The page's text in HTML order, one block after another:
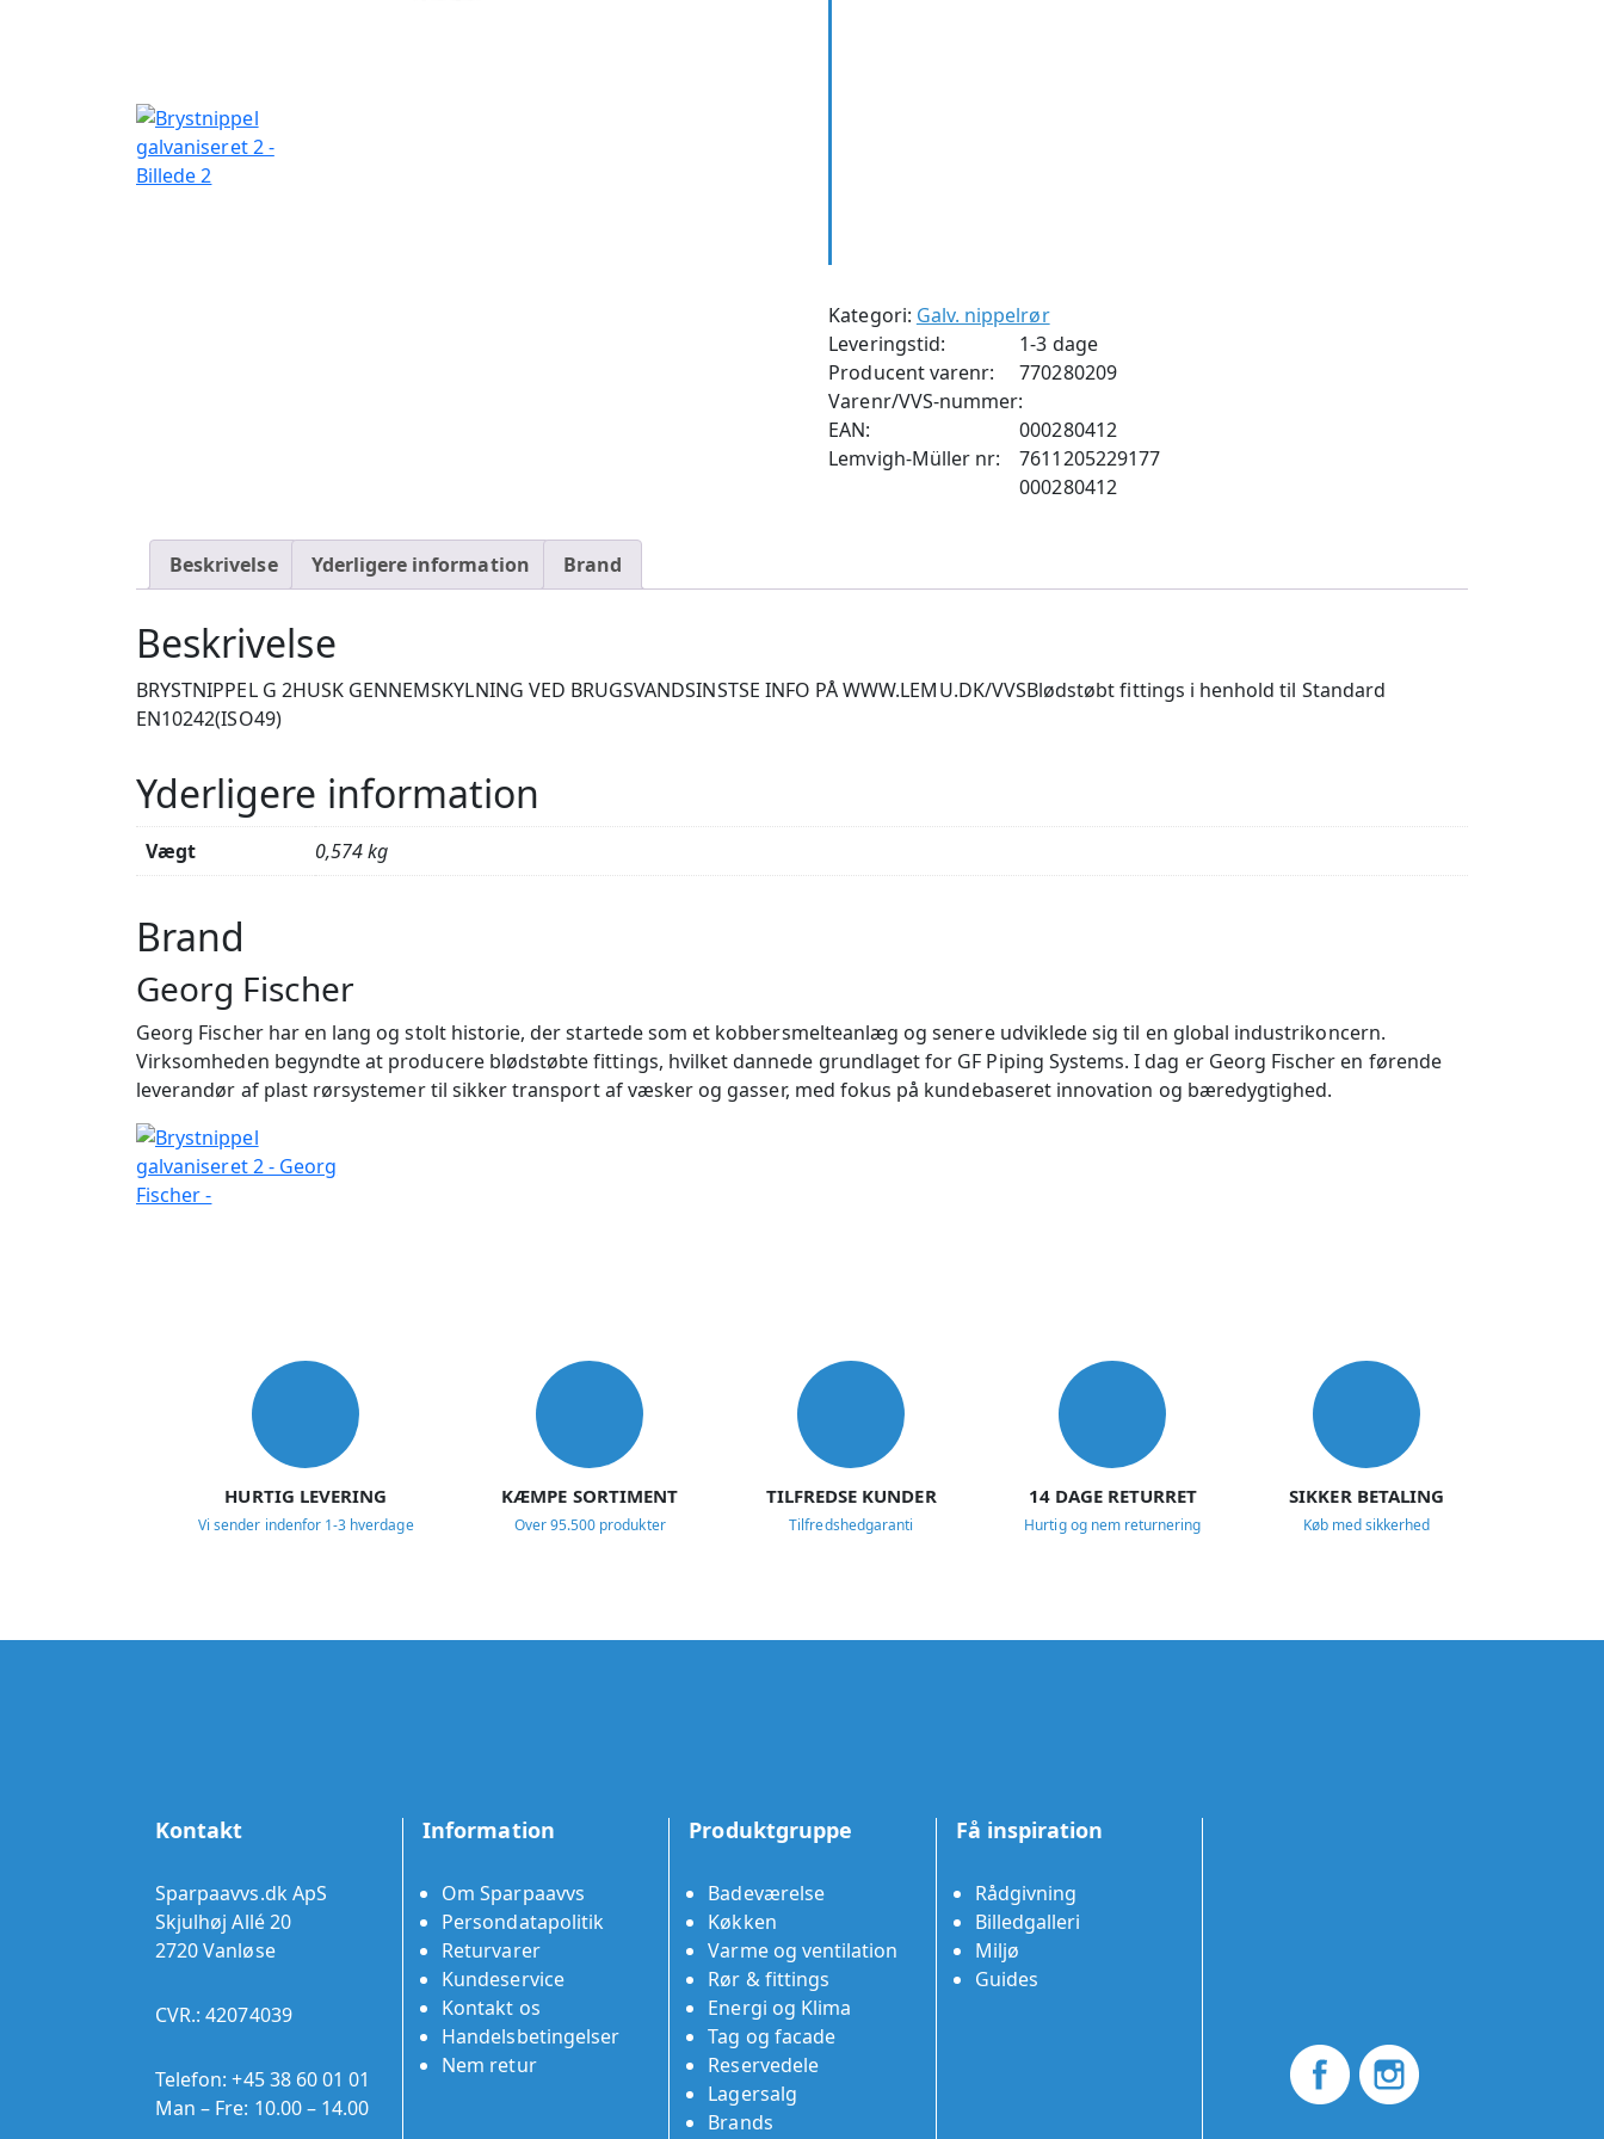
Kategori: Galv. nippelrør
Leveringstid:
1-3 dage
Producent varenr:
770280209
Varenr/VVS-nummer:
000280412
EAN:
7611205229177
Lemvigh-Müller nr:
000280412
Beskrivelse Yderligere information Brand
Beskrivelse
BRYSTNIPPEL G 2HUSK GENNEMSKYLNING VED BRUGSVANDSINSTSE INFO PÅ WWW.LEMU.DK/VVSBlødstøbt fittings i henhold til Standard
EN10242(ISO49)
Yderligere information
Vægt 0,574 kg
Brand
Georg Fischer
Georg Fischer har en lang og stolt historie, der startede som et kobbersmelteanlæg og senere udviklede sig til en global industrikoncern.
Virksomheden begyndte at producere blødstøbte fittings, hvilket dannede grundlaget for GF Piping Systems. I dag er Georg Fischer en førende
leverandør af plast rørsystemer til sikker transport af væsker og gasser, med fokus på kundebaseret innovation og bæredygtighed.
HURTIG LEVERING
Vi sender indenfor 1-3 hverdage
KÆMPE SORTIMENT
Over 95.500 produkter
TILFREDSE KUNDER
Tilfredshedgaranti
14 DAGE RETURRET
Hurtig og nem returnering
SIKKER BETALING
Køb med sikkerhed
Kontakt
Sparpaavvs.dk ApS
Skjulhøj Allé 20
2720 Vanløse
CVR.: 42074039
Telefon:+45 38 60 01 01
Man – Fre: 10.00 – 14.00
Information
Om Sparpaavvs
Persondatapolitik
Returvarer
Kundeservice
Kontakt os
Handelsbetingelser
Nem retur
Produktgruppe
Badeværelse
Køkken
Varme og ventilation
Rør & fittings
Energi og Klima
Tag og facade
Reservedele
Lagersalg
Brands
Få inspiration
Rådgivning
Billedgalleri
Miljø
Guides